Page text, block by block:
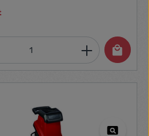
gombokat a
mennyiséget, vagy
a motor megszakító
Beépített biztonsági
törmelékdobozon az aprított
masszív
PARAMÉTEREK
220-240 V | 50 Hz Erő: 2000
Adja